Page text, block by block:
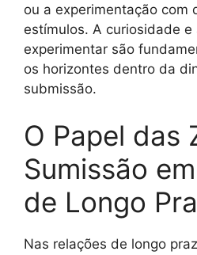
ou a experimentação com
estímulos. A curiosidade e
experimentar são
os horizontes dentro da
submissão.
O Papel das
Sumissão
de Longo
Nas relações de longo